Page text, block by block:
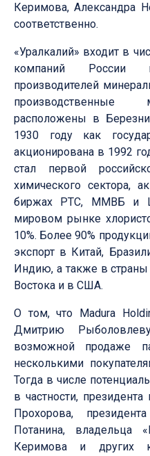
Керимова, Александра
соответственно.
«Уралкалий» входит в
компаний
производителей
производственные
расположены в
1930 году как
акционирована в 1992
стал первой
химического сектора,
биржах РТС, ММВБ и
мировом рынке
10%. Более 90%
экспорт в Китай,
Индию, а также в
Востока и в США.
О том, что Madura
Дмитрию
возможной продаже
несколькими
Тогда в числе
в частности,
Прохорова,
Потанина, владельца
Керимова и других